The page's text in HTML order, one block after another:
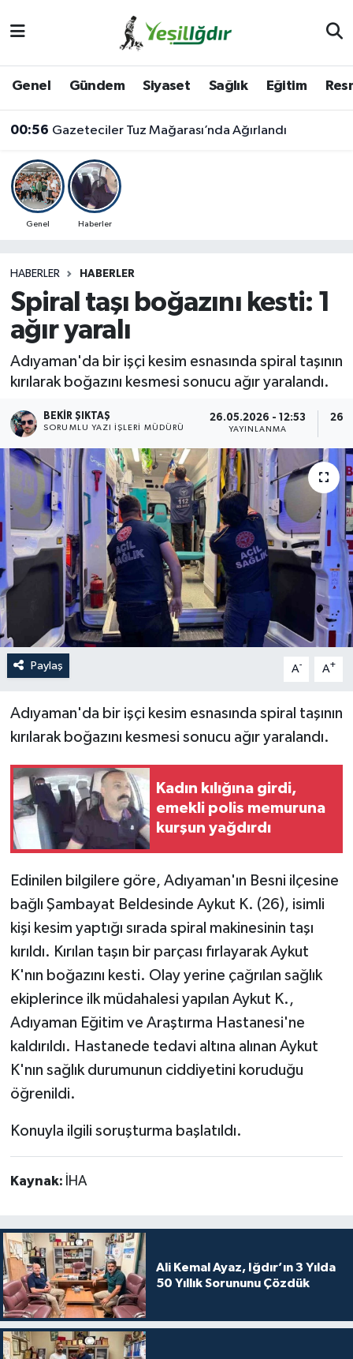
Genel Gündem Siyaset Sağlık Eğitim
00:56 Gazeteciler Tuz Mağarası’nda Ağırlandı
Genel Haberler
HABERLER HABERLER
Spiral taşı boğazını kesti: 1
ağır yaralı
Adıyaman'da bir işçi kesim esnasında spiral taşının
kırılarak boğazını kesmesi sonucu ağır yaralandı.
BEKIR ŞIKTAŞ
SORUMLU YAZI İŞLERI MÜDÜRÜ
26.05.2026 - 12:53
YAYINLANMA
Paylaş A- A+
Adıyaman'da bir işçi kesim esnasında spiral taşının
kırılarak boğazını kesmesi sonucu ağır yaralandı.
Kadın kılığına girdi,
emekli polis memuruna
kurşun yağdırdı
Edinilen bilgilere göre, Adıyaman'ın Besni ilçesine
bağlı Şambayat Beldesinde Aykut K. (26), isimli
kişi kesim yaptığı sırada spiral makinesinin taşı
kırıldı. Kırılan taşın bir parçası fırlayarak Aykut
K'nın boğazını kesti. Olay yerine çağrılan sağlık
ekiplerince ilk müdahalesi yapılan Aykut K.,
Adıyaman Eğitim ve Araştırma Hastanesi'ne
kaldırıldı. Hastanede tedavi altına alınan Aykut
K'nın sağlık durumunun ciddiyetini koruduğu
öğrenildi.
Konuyla ilgili soruşturma başlatıldı.
Kaynak: İHA
Ali Kemal Ayaz, Iğdır’ın 3 Yılda
50 Yıllık Sorununu Çözdük
İğdir Namaz Vakitleri
Iğdır Trafik Yoğunluk Haritası
Süper Lig Puan Durumu ve Fikstür
Son Dakika Haberleri
Haber Arşivi